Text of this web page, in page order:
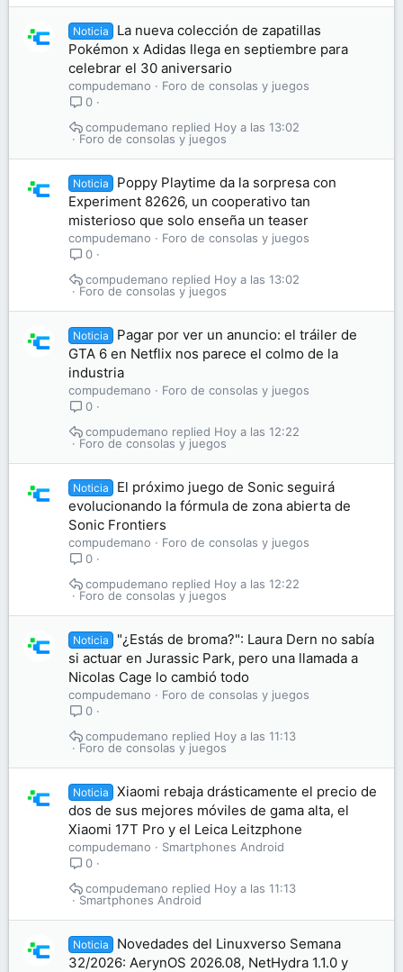
Noticia
La nueva colección de zapatillas
Pokémon x Adidas llega en septiembre para
celebrar el 30 aniversario
compudemano
Foro de consolas y juegos
0
Foro de consolas y juegos
Hoy a las 13:02
compudemano
Noticia
Poppy Playtime da la sorpresa con
Experiment 82626, un cooperativo tan
misterioso que solo enseña un teaser
compudemano
Foro de consolas y juegos
0
Foro de consolas y juegos
Hoy a las 13:02
compudemano
Noticia
Pagar por ver un anuncio: el tráiler de
GTA 6 en Netflix nos parece el colmo de la
industria
compudemano
Foro de consolas y juegos
0
Foro de consolas y juegos
Hoy a las 12:22
compudemano
Noticia
El próximo juego de Sonic seguirá
evolucionando la fórmula de zona abierta de
Sonic Frontiers
compudemano
Foro de consolas y juegos
0
Foro de consolas y juegos
Hoy a las 12:22
compudemano
Noticia
"¿Estás de broma?": Laura Dern no sabía
si actuar en Jurassic Park, pero una llamada a
Nicolas Cage lo cambió todo
compudemano
Foro de consolas y juegos
0
Foro de consolas y juegos
Hoy a las 11:13
compudemano
Noticia
Xiaomi rebaja drásticamente el precio de
dos de sus mejores móviles de gama alta, el
Xiaomi 17T Pro y el Leica Leitzphone
compudemano
Smartphones Android
0
Smartphones Android
Hoy a las 11:13
compudemano
Noticia
Novedades del Linuxverso Semana
32/2026: AerynOS 2026.08, NetHydra 1.1.0 y